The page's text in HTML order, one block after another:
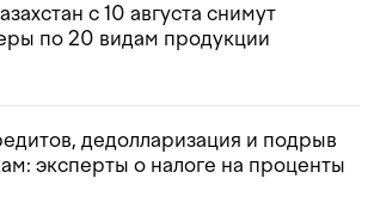
с 10 августа снимут
по 20 видам продукции
дедолларизация и подрыв
эксперты о налоге на проценты